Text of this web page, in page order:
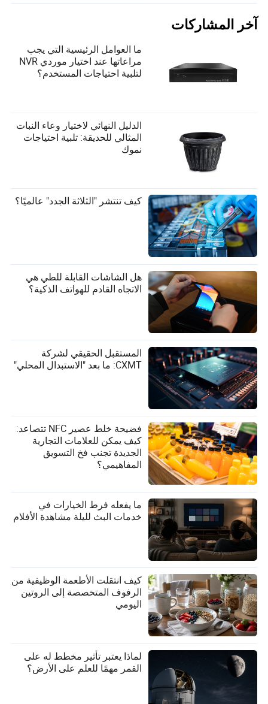
آخر المشاركات
ما العوامل الرئيسية التي يجب
مراعاتها عند اختيار موردي NVR
لتلبية احتياجات المستخدم؟
الدليل النهائي لاختيار وعاء النبات
المثالي للحديقة: تلبية احتياجات
نموك
كيف تنتشر "الثلاثة الجدد" عالميًا؟
هل الشاشات القابلة للطي هي
الاتجاه القادم للهواتف الذكية؟
المستقبل الحقيقي لشركة
CXMT: ما بعد "الاستبدال المحلي"
فضيحة خلط عصير NFC تتصاعد:
كيف يمكن للعلامات التجارية
الجديدة تجنب فخ التسويق
المفاهيمي؟
ما يفعله فرط الخيارات في
خدمات البث لليلة مشاهدة الأفلام
كيف انتقلت الأطعمة الوظيفية من
الرفوف المتخصصة إلى الروتين
اليومي
لماذا يعتبر تأثير مخطط له على
القمر مهمًا للعلم على الأرض؟